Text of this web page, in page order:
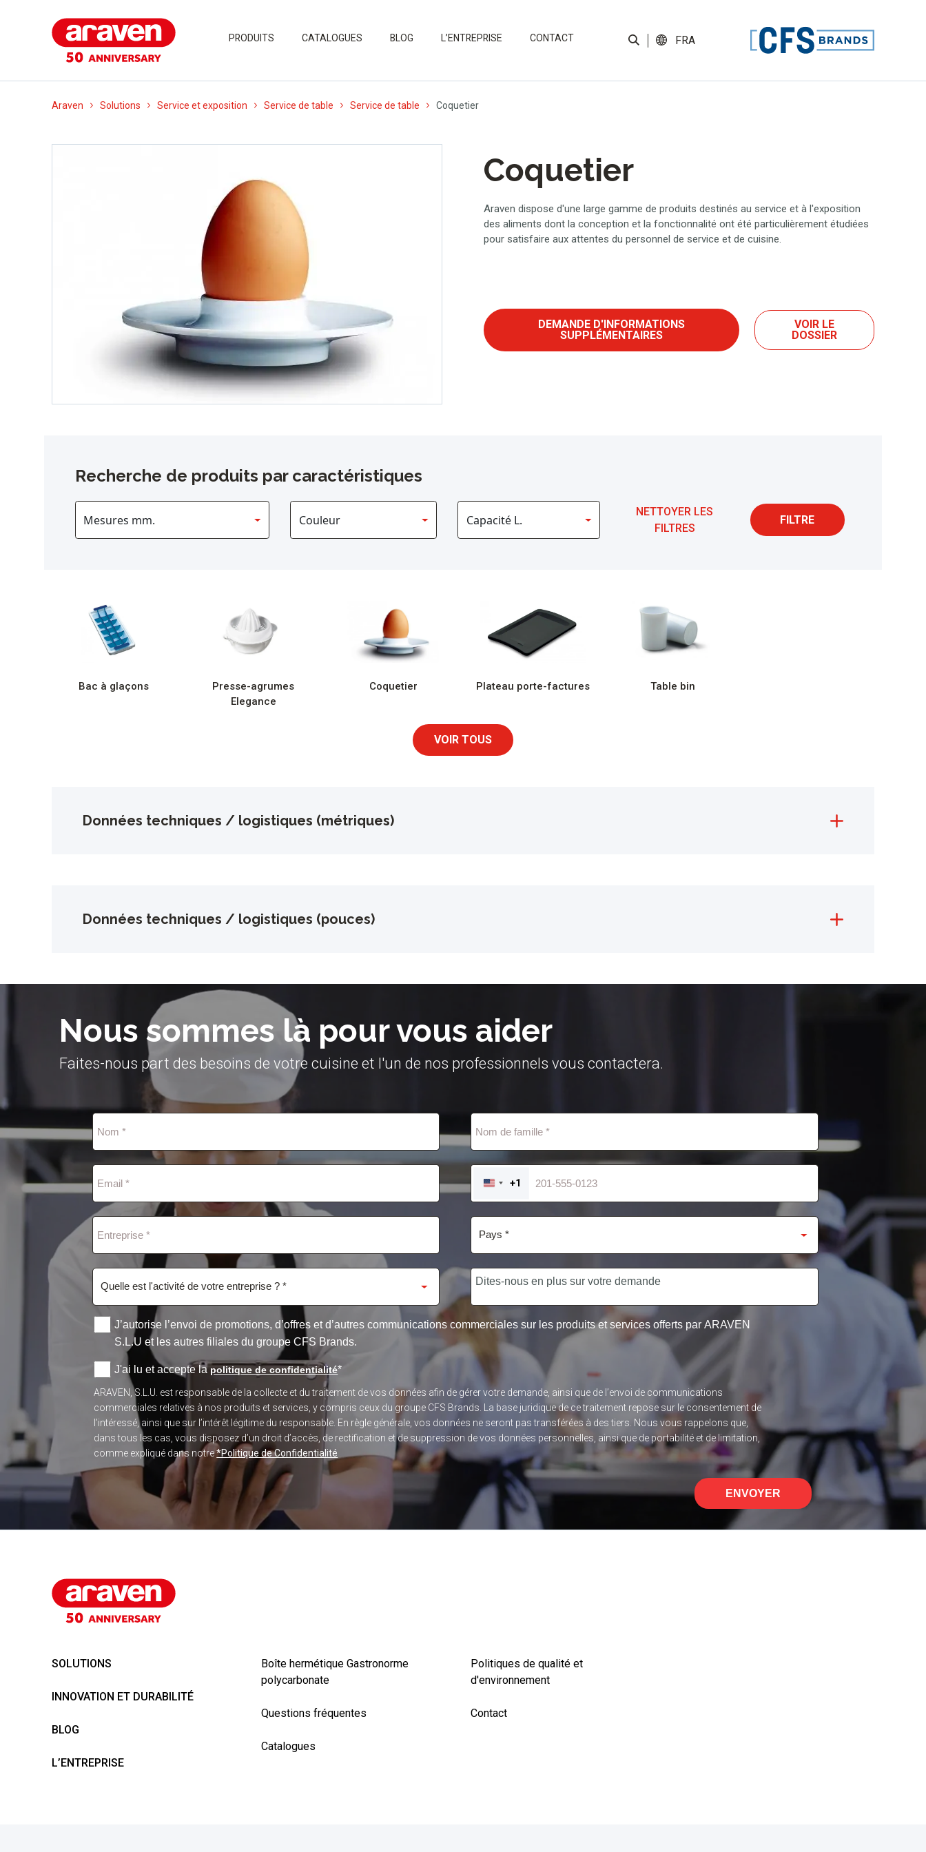
PRODUITS CATALOGUES BLOG L’ENTREPRISE CONTACT FRA
Araven Solutions Service et exposition Service de table Service de table Coquetier
Coquetier
Araven dispose d'une large gamme de produits destinés au service et à l'exposition
des aliments dont la conception et la fonctionnalité ont été particulièrement étudiées
pour satisfaire aux attentes du personnel de service et de cuisine.
DEMANDE D'INFORMATIONS
SUPPLÉMENTAIRES
VOIR LE
DOSSIER
Recherche de produits par caractéristiques
NETTOYER LES
FILTRES
FILTRE
Bac à glaçons
Presse-agrumes
Elegance
Coquetier Plateau porte-factures Table bin
VOIR TOUS
Données techniques / logistiques (métriques)
Données techniques / logistiques (pouces)
Nous sommes là pour vous aider
Faites-nous part des besoins de votre cuisine et l'un de nos professionnels vous contactera.
UNITED
STATES
+1
+1
J’autorise l’envoi de promotions, d’offres et d’autres communications commerciales sur les produits et services offerts par ARAVEN
S.L.U et les autres filiales du groupe CFS Brands.
J'ai lu et accepte la politique de confidentialité*
ARAVEN, S.L.U. est responsable de la collecte et du traitement de vos données afin de gérer votre demande, ainsi que de l’envoi de communications
commerciales relatives à nos produits et services, y compris ceux du groupe CFS Brands. La base juridique de ce traitement repose sur le consentement de
l’intéressé, ainsi que sur l’intérêt légitime du responsable. En règle générale, vos données ne seront pas transférées à des tiers. Nous vous rappelons que,
dans tous les cas, vous disposez d’un droit d’accès, de rectification et de suppression de vos données personnelles, ainsi que de portabilité et de limitation,
comme expliqué dans notre*Politique de Confidentialité
ENVOYER
SOLUTIONS
INNOVATION ET DURABILITÉ
BLOG
L’ENTREPRISE
Boîte hermétique Gastronorme
polycarbonate
Questions fréquentes
Catalogues
Politiques de qualité et
d'environnement
Contact